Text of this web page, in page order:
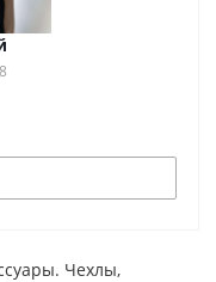
Чехлы,